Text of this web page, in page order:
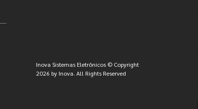
Inova Sistemas Eletrônicos © Copyright
2026 by Inova. All Rights Reserved